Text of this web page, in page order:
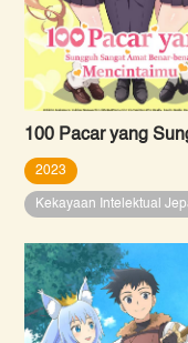
2023
Kekayaan Intelektual